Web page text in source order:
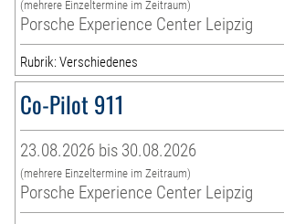
(mehrere Einzeltermine im Zeitraum)
Porsche Experience Center Leipzig
Rubrik: Verschiedenes
Co-Pilot 911
23.08.2026 bis 30.08.2026
(mehrere Einzeltermine im Zeitraum)
Porsche Experience Center Leipzig